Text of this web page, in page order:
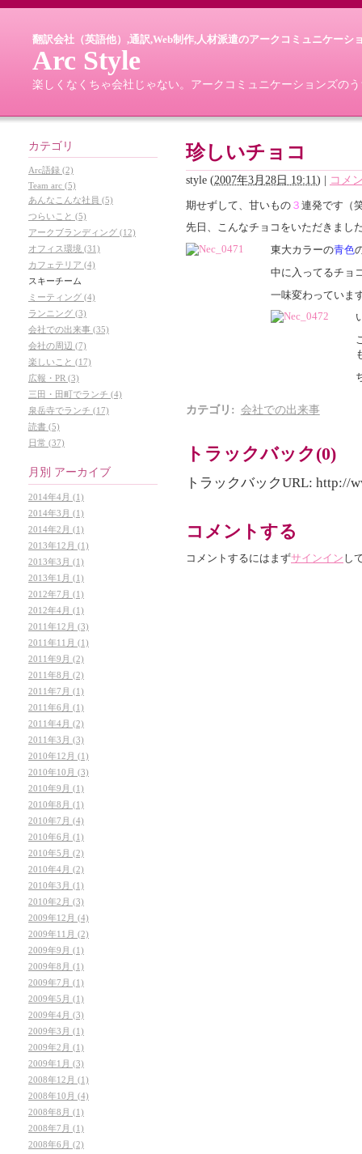
翻訳会社（英語他）,通訳,Web制作,人材派遣のアークコミュニケーシ
Arc Style
楽しくなくちゃ会社じゃない。アークコミュニケーションズ
珍しいチョコ
style (2007年3月28日 19:11) | コメ
期せずして、甘いもの ３ 連発です（
先日、こんなチョコをいただきまし
東大カラーの青色
中に入ってるチョ
一味変わっていま
カテゴリ : 会社での出来事
トラックバック(0)
トラックバックURL: http://
コメントする
コメントするにはまずサインイン し
カテゴリ
Arc語録 (2)
Team arc (5)
あんなこんな社員 (5)
つらいこと (5)
アークブランディング (12)
オフィス環境 (31)
カフェテリア (4)
スキーチーム
ミーティング (4)
ランニング (3)
会社での出来事 (35)
会社の周辺 (7)
楽しいこと (17)
広報・PR (3)
三田・田町でランチ (4)
泉岳寺でランチ (17)
読書 (5)
日常 (37)
月別 アーカイブ
2014年4月 (1)
2014年3月 (1)
2014年2月 (1)
2013年12月 (1)
2013年3月 (1)
2013年1月 (1)
2012年7月 (1)
2012年4月 (1)
2011年12月 (3)
2011年11月 (1)
2011年9月 (2)
2011年8月 (2)
2011年7月 (1)
2011年6月 (1)
2011年4月 (2)
2011年3月 (3)
2010年12月 (1)
2010年10月 (3)
2010年9月 (1)
2010年8月 (1)
2010年7月 (4)
2010年6月 (1)
2010年5月 (2)
2010年4月 (2)
2010年3月 (1)
2010年2月 (3)
2009年12月 (4)
2009年11月 (2)
2009年9月 (1)
2009年8月 (1)
2009年7月 (1)
2009年5月 (1)
2009年4月 (3)
2009年3月 (1)
2009年2月 (1)
2009年1月 (3)
2008年12月 (1)
2008年10月 (4)
2008年8月 (1)
2008年7月 (1)
2008年6月 (2)